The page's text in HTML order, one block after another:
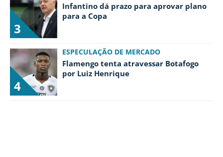
3
Infantino dá prazo para aprovar plano
para a Copa
4
ESPECULAÇÃO DE MERCADO
Flamengo tenta atravessar Botafogo
por Luiz Henrique